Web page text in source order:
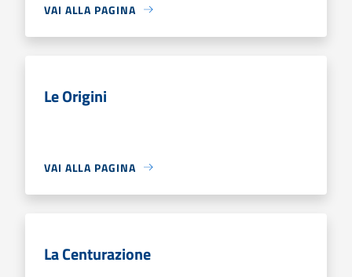
VAI ALLA PAGINA
Le Origini
VAI ALLA PAGINA
La Centurazione